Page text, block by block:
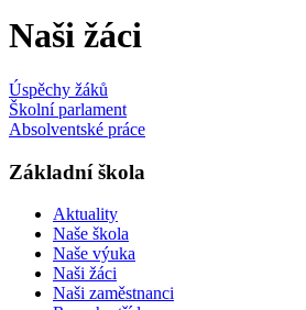
Naši žáci
Úspěchy žáků
Školní parlament
Absolventské práce
Základní škola
Aktuality
Naše škola
Naše výuka
Naši žáci
Naši zaměstnanci